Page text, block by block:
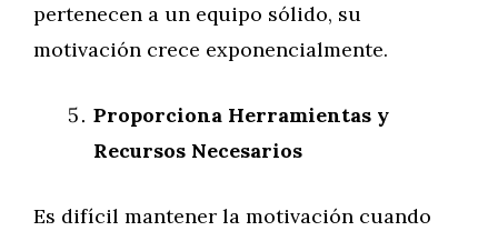
pertenecen a un equipo sólido, su
motivación crece exponencialmente.
Proporciona Herramientas y
Recursos Necesarios
Es difícil mantener la motivación cuando